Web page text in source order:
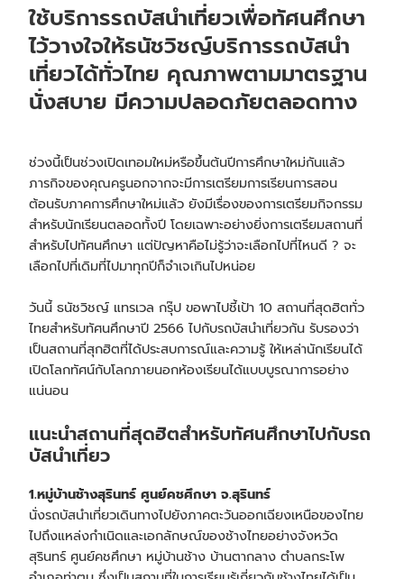
ใช้บริการรถบัสนำเที่ยวเพื่อทัศนศึกษา
ไว้วางใจให้ธนัชวิชญ์บริการรถบัสนำ
เที่ยวได้ทั่วไทย คุณภาพตามมาตรฐาน
นั่งสบาย มีความปลอดภัยตลอดทาง
ช่วงนี้เป็นช่วงเปิดเทอมใหม่หรือขึ้นต้นปีการศึกษาใหม่กันแล้ว
ภารกิจของคุณครูนอกจากจะมีการเตรียมการเรียนการสอน
ต้อนรับภาคการศึกษาใหม่แล้ว ยังมีเรื่องของการเตรียมกิจกรรม
สำหรับนักเรียนตลอดทั้งปี โดยเฉพาะอย่างยิ่งการเตรียมสถานที่
สำหรับไปทัศนศึกษา แต่ปัญหาคือไม่รู้ว่าจะเลือกไปที่ไหนดี ? จะ
เลือกไปที่เดิมที่ไปมาทุกปีก็จำเจเกินไปหน่อย
วันนี้ ธนัชวิชญ์ แทรเวล กรุ๊ป ขอพาไปชี้เป้า 10 สถานที่สุดฮิตทั่ว
ไทยสำหรับทัศนศึกษาปี 2566 ไปกับรถบัสนำเที่ยวกัน รับรองว่า
เป็นสถานที่สุกฮิตที่ได้ประสบการณ์และความรู้ ให้เหล่านักเรียนได้
เปิดโลกทัศน์กับโลกภายนอกห้องเรียนได้แบบบูรณาการอย่าง
แน่นอน
แนะนำสถานที่สุดฮิตสำหรับทัศนศึกษาไปกับรถ
บัสนำเที่ยว
1.หมู่บ้านช้างสุรินทร์ ศูนย์คชศึกษา จ.สุรินทร์
นั่งรถบัสนำเที่ยวเดินทางไปยังภาคตะวันออกเฉียงเหนือของไทย
ไปถึงแหล่งกำเนิดและเอกลักษณ์ของช้างไทยอย่างจังหวัด
สุรินทร์ ศูนย์คชศึกษา หมู่บ้านช้าง บ้านตากลาง ตำบลกระโพ